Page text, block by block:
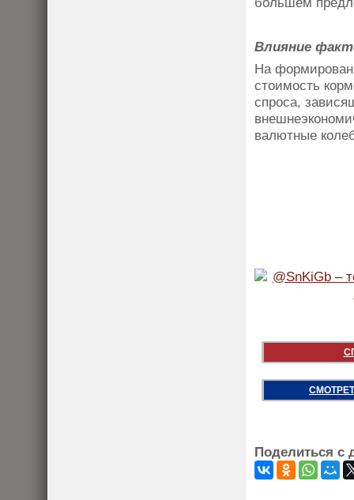
Влияние
На
стоимость
спроса,
валютные
Поделиться с